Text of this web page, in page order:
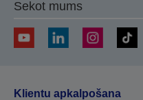
Sekot mums
Klientu apkalpošana